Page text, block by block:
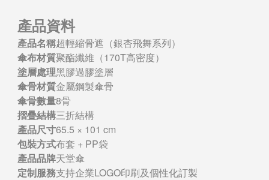
產品資料
產品名稱超輕縮骨遮（銀杏飛舞系列）
傘布材質聚酯纖維（170T高密度）
塗層處理黑膠過膠塗層
傘骨材質金屬鋼製傘骨
傘骨數量8骨
摺疊結構三折結構
產品尺寸65.5 × 101 cm
包裝方式布套 + PP袋
產品品牌天堂傘
定制服務支持企業LOGO印刷及個性化訂製